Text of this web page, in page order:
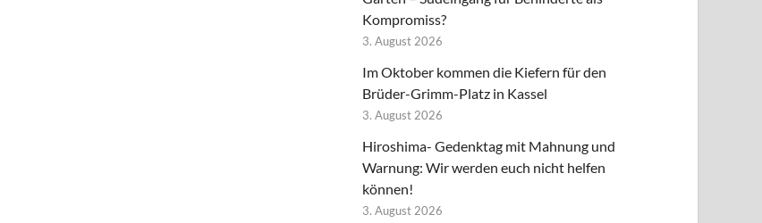
Kompromiss?
3. August 2026
Im Oktober kommen die Kiefern für den
Brüder-Grimm-Platz in Kassel
3. August 2026
Hiroshima- Gedenktag mit Mahnung und
Warnung: Wir werden euch nicht helfen
können!
3. August 2026